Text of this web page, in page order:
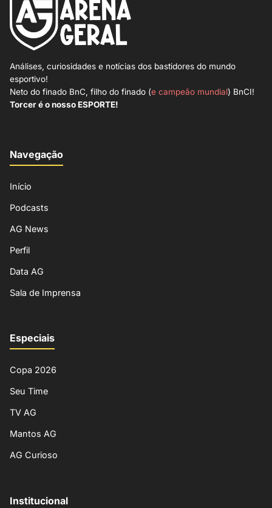
Análises, curiosidades e notícias dos bastidores do mundo
esportivo!
Neto do finado BnC, filho do finado (e campeão mundial) BnCI!
Torcer é o nosso ESPORTE!
Navegação
Início
Podcasts
AG News
Perfil
Data AG
Sala de Imprensa
Especiais
Copa 2026
Seu Time
TV AG
Mantos AG
AG Curioso
Institucional